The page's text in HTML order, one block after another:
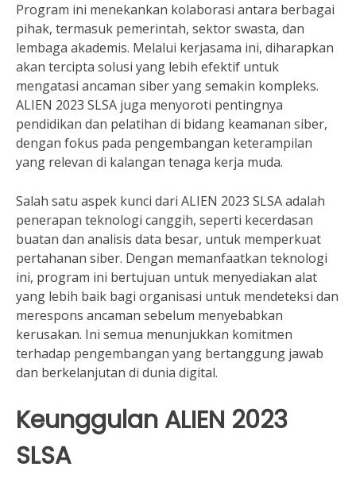
Program ini menekankan kolaborasi antara berbagai
pihak, termasuk pemerintah, sektor swasta, dan
lembaga akademis. Melalui kerjasama ini, diharapkan
akan tercipta solusi yang lebih efektif untuk
mengatasi ancaman siber yang semakin kompleks.
ALIEN 2023 SLSA juga menyoroti pentingnya
pendidikan dan pelatihan di bidang keamanan siber,
dengan fokus pada pengembangan keterampilan
yang relevan di kalangan tenaga kerja muda.
Salah satu aspek kunci dari ALIEN 2023 SLSA adalah
penerapan teknologi canggih, seperti kecerdasan
buatan dan analisis data besar, untuk memperkuat
pertahanan siber. Dengan memanfaatkan teknologi
ini, program ini bertujuan untuk menyediakan alat
yang lebih baik bagi organisasi untuk mendeteksi dan
merespons ancaman sebelum menyebabkan
kerusakan. Ini semua menunjukkan komitmen
terhadap pengembangan yang bertanggung jawab
dan berkelanjutan di dunia digital.
Keunggulan ALIEN 2023
SLSA